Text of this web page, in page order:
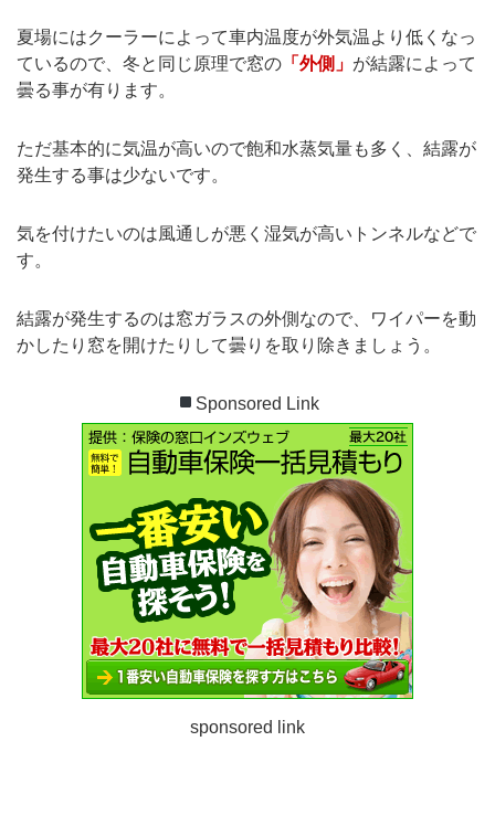
夏場にはクーラーによって車内温度が外気温より低くなっ
ているので、冬と同じ原理で窓の 「外側」 が結露によって
曇る事が有ります。
ただ基本的に気温が高いので飽和水蒸気量も多く、結露が
発生する事は少ないです。
気を付けたいのは風通しが悪く湿気が高いトンネルなどで
す。
結露が発生するのは窓ガラスの外側なので、ワイパーを動
かしたり窓を開けたりして曇りを取り除きましょう。
Sponsored Link
sponsored link